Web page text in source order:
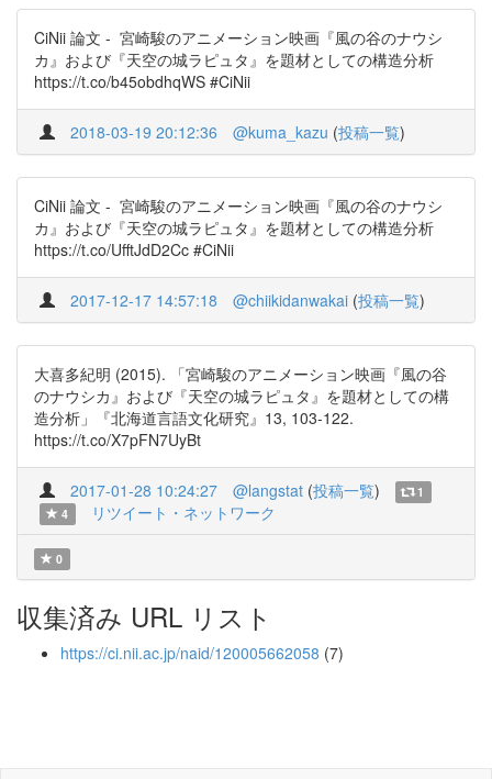
CiNii 論文 - 宮崎駿のアニメーション映画『風の谷のナウシ
カ』および『天空の城ラピュタ』を題材としての構造分析
https://t.co/b45obdhqWS #CiNii
2018-03-19 20:12:36 @kuma_kazu (投稿一覧)
CiNii 論文 - 宮崎駿のアニメーション映画『風の谷のナウシ
カ』および『天空の城ラピュタ』を題材としての構造分析
https://t.co/UfftJdD2Cc #CiNii
2017-12-17 14:57:18 @chiikidanwakai (投稿一覧)
大喜多紀明 (2015). 「宮崎駿のアニメーション映画『風の谷
のナウシカ』および『天空の城ラピュタ』を題材としての構
造分析」『北海道言語文化研究』13, 103-122.
https://t.co/X7pFN7UyBt
2017-01-28 10:24:27 @langstat (投稿一覧)
1
4
リツイート・ネットワーク
0
収集済み URL リスト
https://ci.nii.ac.jp/naid/120005662058 (7)